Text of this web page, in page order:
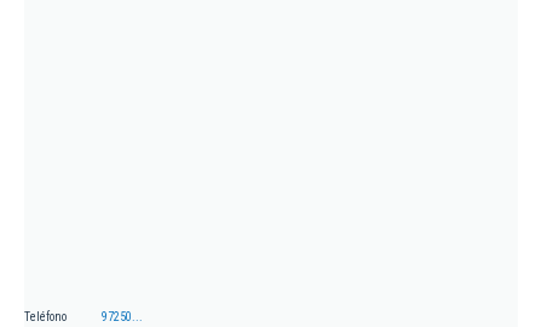
Teléfono 97250...